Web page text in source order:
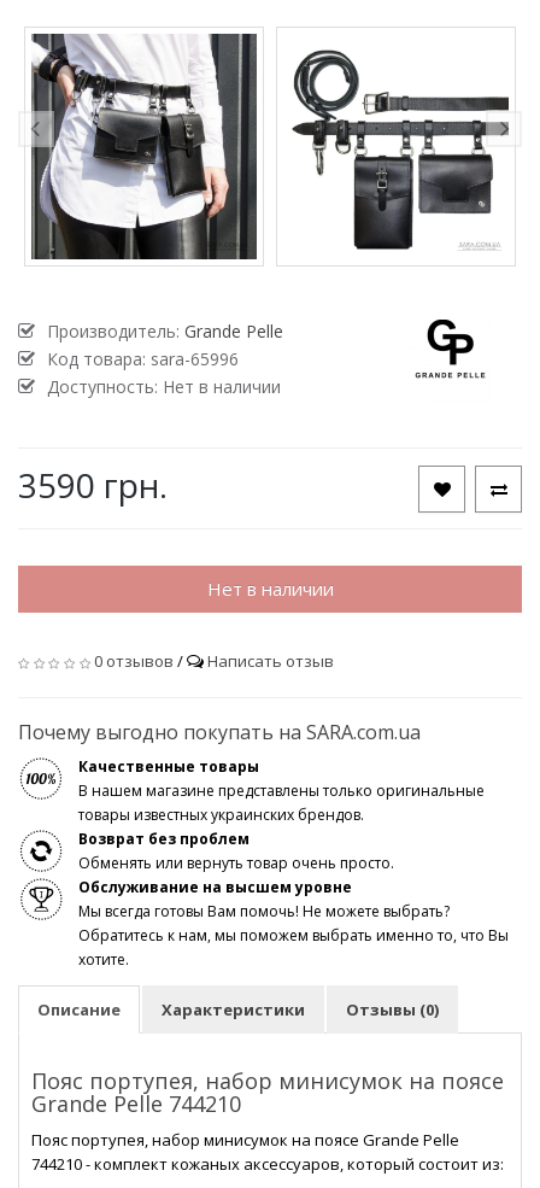
Производитель: Grande Pelle
Код товара: sara-65996
Доступность: Нет в наличии
3590 грн.
Нет в наличии
0 отзывов / Написать отзыв
Почему выгодно покупать на SARA.com.ua
Качественные товары
В нашем магазине представлены только оригинальные
товары известных украинских брендов.
Возврат без проблем
Обменять или вернуть товар очень просто.
Обслуживание на высшем уровне
Мы всегда готовы Вам помочь! Не можете выбрать?
Обратитесь к нам, мы поможем выбрать именно то, что Вы
хотите.
Описание Характеристики Отзывы (0)
Пояс портупея, набор минисумок на поясе
Grande Pelle 744210
Пояс портупея, набор минисумок на поясе Grande Pelle
744210 - комплект кожаных аксессуаров, который состоит из: